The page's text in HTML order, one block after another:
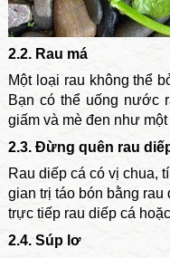
2.2. Rau má
Một loại rau không thể
Bạn có thể uống nước
giấm và mè đen như
2.3. Đừng quên rau
Rau diếp cá có vị chua,
gian trị táo bón bằng rau
trực tiếp rau diếp cá
2.4. Súp lơ